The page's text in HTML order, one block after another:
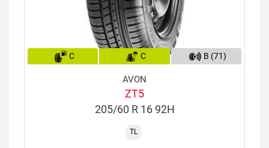
C C B (71)
AVON
ZT5
205/60 R 16 92H
TL